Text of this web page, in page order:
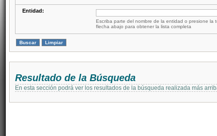
Entidad:
Escriba parte del nombre de la entidad o presione la
flecha abajo para obtener la lista completa
Resultado de la Búsqueda
En esta sección podrá ver los resultados de la búsqueda realizada más